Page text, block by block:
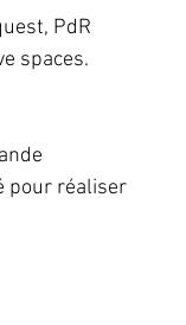
PdR
spaces.
pour réaliser